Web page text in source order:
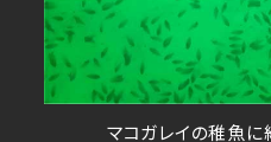
マコガレイの稚魚